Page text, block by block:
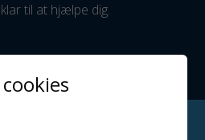
til at hjælpe dig.
EN MAIL